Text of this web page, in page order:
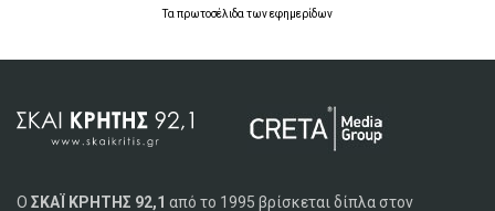
Ταπρωτοσέλιδατωνεφημερίδων
Ο ΣΚΑΪ ΚΡΗΤΗΣ 92,1 από το 1995 βρίσκεται δίπλα στον